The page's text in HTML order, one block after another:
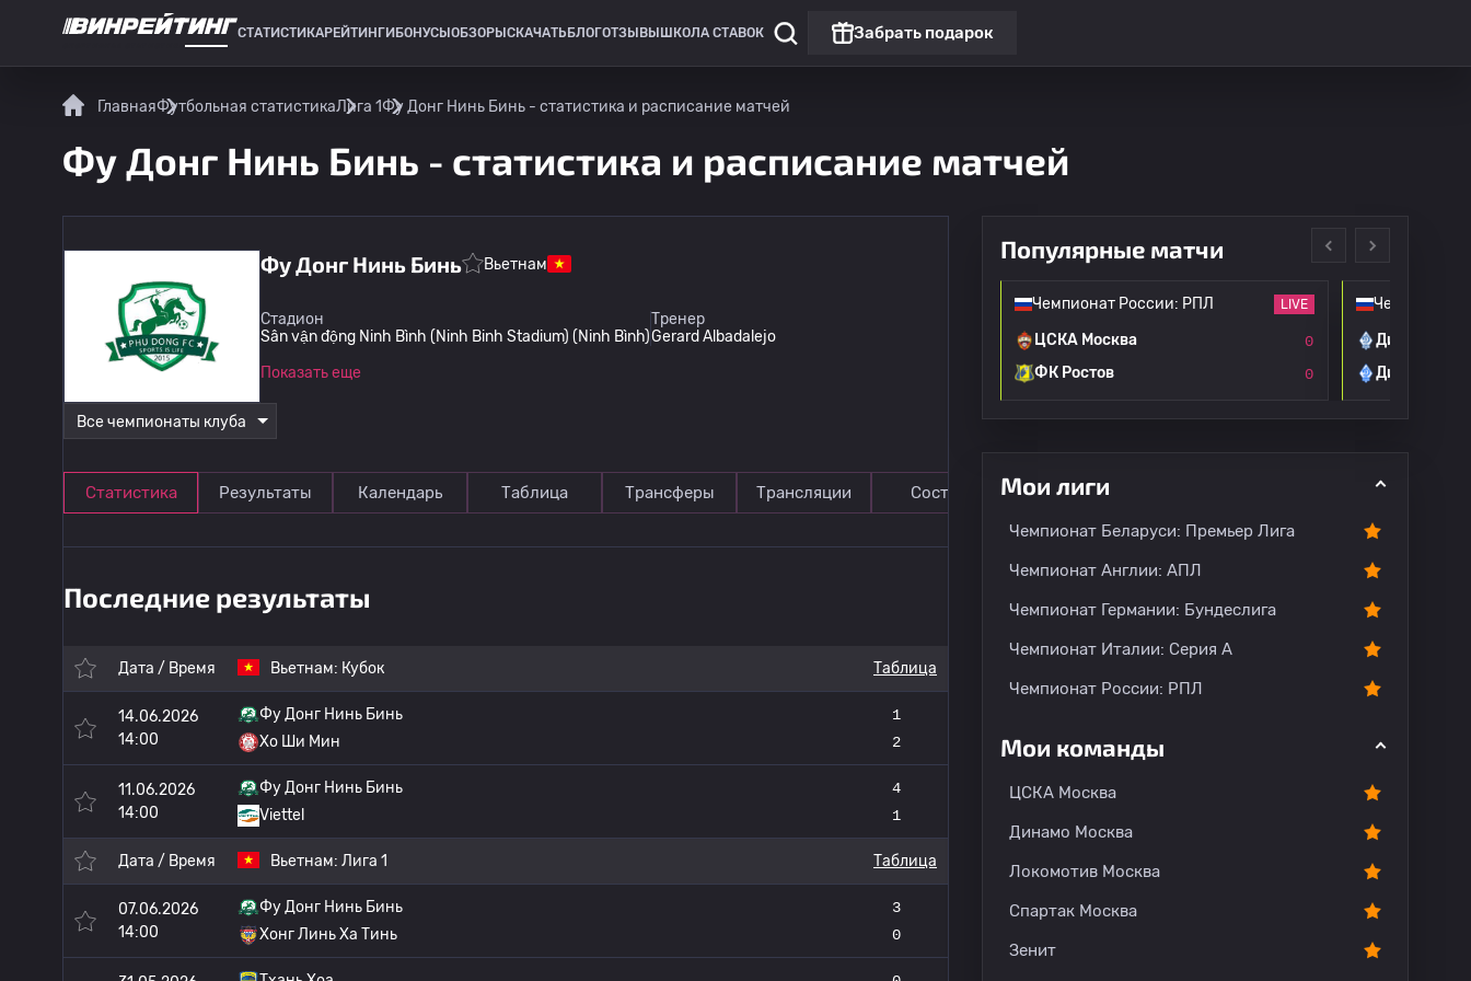
СТАТИСТИКАРЕЙТИНГИ БОНУСЫ ОБЗОРЫ СКАЧАТЬ БЛОГОТЗЫВЫ ШКОЛА СТАВОК Забрать подарок
ГлавнаяФутбольная статистикаЛига 1Фу Донг Нинь Бинь - статистика и расписание матчей
Фу Донг Нинь Бинь - статистика и расписание матчей
Фу Донг Нинь Бинь Вьетнам
Стадион
Sân vận động Ninh Bình (Ninh Binh Stadium) (Ninh Bình)
Тренер
Gerard Albadalejo
Показать еще
Все чемпионаты клуба
Статистика Результаты Календарь Таблица Трансферы Трансляции Состав О команде
Последние результаты
Дата / Время Вьетнам: Кубок Таблица
14.06.2026
14:00
Фу Донг Нинь Бинь
Хо Ши Мин
1
2
11.06.2026
14:00
Фу Донг Нинь Бинь
Viettel
4
1
Дата / Время Вьетнам: Лига 1 Таблица
07.06.2026
14:00
Фу Донг Нинь Бинь
Хонг Линь Ха Тинь
3
0
Популярные матчи
Бешикташ
Чемпионат России: РПЛ LIVE
ЦСКА Москва 0
ФК Ростов 0
Чемпионат
Динамо
Динамо
Мои лиги
Чемпионат Беларуси: Премьер Лига
Чемпионат Англии: АПЛ
Чемпионат Германии: Бундеслига
Чемпионат Италии: Серия А
Чемпионат России: РПЛ
Мои команды
ЦСКА Москва
Динамо Москва
Локомотив Москва
Спартак Москва
Зенит